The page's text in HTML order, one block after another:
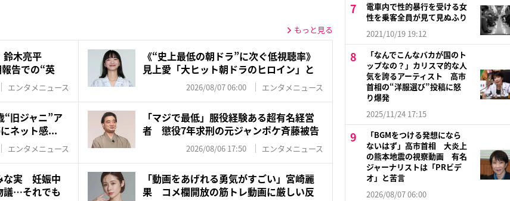
もっと見る
鈴木亮平
報告での“英
エンタメニュース
《“史上最低の朝ドラ”に次ぐ低視聴率》
見上愛「大ヒット朝ドラのヒロイン」と
2026/08/07 06:00 エンタメニュース
“旧ジャニ”ア
ネット感...
エンタメニュース
「マジで最低」服役経験ある超有名経営
者 懲役7年求刑の元ジャンポケ斉藤被告
2026/08/06 17:50 エンタメニュース
な実 妊娠中
議…それでも
「動画をあげれる勇気がすごい」宮崎麗
果 コメ欄開放の筋トレ動画に厳しい反
電車内で性的暴行を受ける女
性を乗客全員が見て見ぬふり
2021/10/19 19:12
「なんでこんなバカが国のト
ップなの？」カリスマ的な人
気を誇るアーティスト 高市
首相の“洋服選び”投稿に怒
り爆発
2025/11/24 17:15
「BGMをつける発想になら
ないはず」高市首相 大炎上
の熊本地震の視察動画 有名
ジャーナリストは「PRビデ
オ」と苦言
2026/08/07 06:00